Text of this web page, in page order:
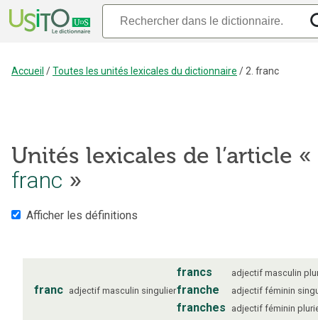
Accueil /Toutes les unités lexicales du dictionnaire / 2. franc
Unités lexicales de l’article «
franc »
Afficher les définitions
franc adjectif masculin singulier
francs adjectif masculin
franche adjectif féminin
franches adjectif féminin